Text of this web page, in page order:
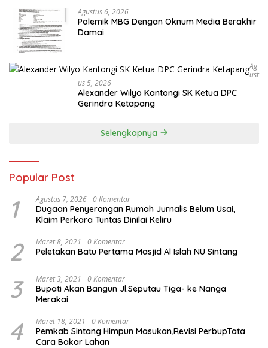
Agustus 6, 2026
Polemik MBG Dengan Oknum Media Berakhir
Damai
Ag
Ust
Us 5, 2026
Alexander Wilyo Kantongi SK Ketua DPC
Gerindra Ketapang
Selengkapnya
Popular Post
1 Agustus 7, 2026 0 Komentar
Dugaan Penyerangan Rumah Jurnalis Belum Usai,
Klaim Perkara Tuntas Dinilai Keliru
2 Maret 8, 2021 0 Komentar
Peletakan Batu Pertama Masjid Al Islah NU Sintang
3 Maret 3, 2021 0 Komentar
Bupati Akan Bangun Jl.Seputau Tiga- ke Nanga
Merakai
4 Maret 18, 2021 0 Komentar
Pemkab Sintang Himpun Masukan,Revisi PerbupTata
Cara Bakar Lahan